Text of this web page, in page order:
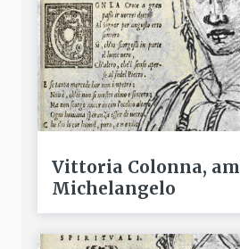
Vittoria Colonna,
Michelangelo